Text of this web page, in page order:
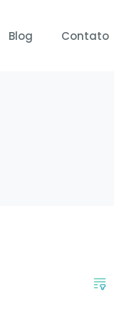
Blog Contato